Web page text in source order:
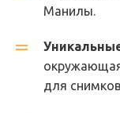
Манилы.
для